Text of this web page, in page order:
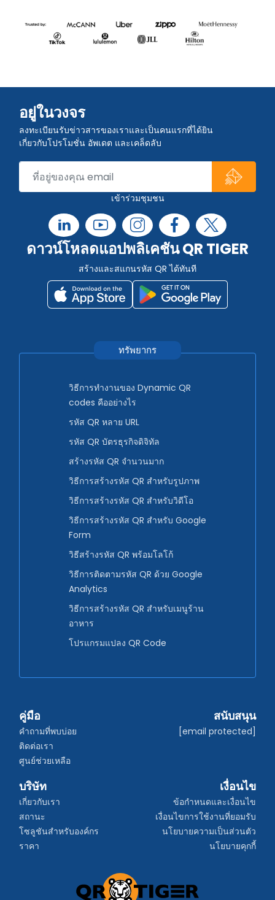
อยู่ในวงจร
ลงทะเบียนรับข่าวสารของเราและเป็นคนแรกที่ได้ยิน
เกี่ยวกับโปรโมชั่น อัพเดต และเคล็ดลับ
เข้าร่วมชุมชน
ดาวน์โหลดแอปพลิเคชัน QR TIGER
สร้างและสแกนรหัส QR ได้ทันที
ทรัพยากร
วิธีการทำงานของ Dynamic QR
codes คืออย่างไร
รหัส QR หลาย URL
รหัส QR บัตรธุรกิจดิจิทัล
สร้างรหัส QR จำนวนมาก
วิธีการสร้างรหัส QR สำหรับรูปภาพ
วิธีการสร้างรหัส QR สำหรับวิดีโอ
วิธีการสร้างรหัส QR สำหรับ Google
Form
วิธีสร้างรหัส QR พร้อมโลโก้
วิธีการติดตามรหัส QR ด้วย Google
Analytics
วิธีการสร้างรหัส QR สำหรับเมนูร้าน
อาหาร
โปรแกรมแปลง QR Code
คู่มือ
คำถามที่พบบ่อย
ติดต่อเรา
ศูนย์ช่วยเหลือ
สนับสนุน
[email protected]
บริษัท
เกี่ยวกับเรา
สถานะ
โซลูชันสำหรับองค์กร
ราคา
เงื่อนไข
ข้อกำหนดและเงื่อนไข
เงื่อนไขการใช้งานที่ยอมรับ
นโยบายความเป็นส่วนตัว
นโยบายคุกกี้